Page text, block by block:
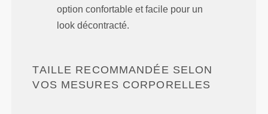
option confortable et facile pour un
look décontracté.
TAILLE RECOMMANDÉE SELON
VOS MESURES CORPORELLES